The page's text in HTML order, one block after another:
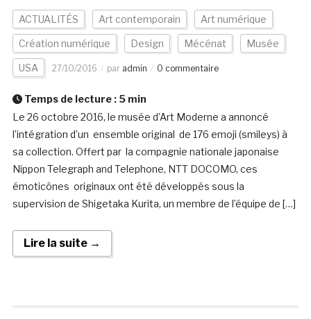
ACTUALITÉS Art contemporain Art numérique
Création numérique Design Mécénat Musée
USA 27/10/2016 par admin 0 commentaire
Temps de lecture : 5 min
Le 26 octobre 2016, le musée d’Art Moderne a annoncé
l’intégration d’un ensemble original de 176 emoji (smileys) à
sa collection. Offert par la compagnie nationale japonaise
Nippon Telegraph and Telephone, NTT DOCOMO, ces
émoticônes originaux ont été développés sous la
supervision de Shigetaka Kurita, un membre de l’équipe de […]
Lire la suite →